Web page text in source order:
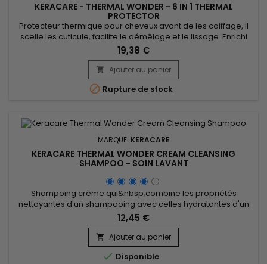
KERACARE - THERMAL WONDER - 6 IN 1 THERMAL
PROTECTOR
Protecteur thermique pour cheveux avant de les coiffage, il
scelle les cuticule, facilite le démêlage et le lissage. Enrichi
en huile de marula riche en antioxydants et en acides gras
essentiels, pour nourrir et protéger les cheveux contre les
dommages causés par la chaleur. L’aloe vera riche en
vitamines aide à apaiser, à nourrir les cheveux et à...
19,38 €
 Ajouter au panier
 Rupture de stock
MARQUE: KERACARE
KERACARE THERMAL WONDER CREAM CLEANSING
SHAMPOO - SOIN LAVANT
Shampoing crème qui&nbsp;combine les propriétés
nettoyantes d'un shampooing avec celles hydratantes d'un
après-shampoing. KeraCare Thermal Wonder Cleansing
Cream est formulé pour nettoyer les cheveux en douceur
tout en les nourrissant et en les hydratant.&nbsp; A base de
kératine, pour réparer les cheveux abîmés en comblant les
fissures.&nbsp; Grâce aux...
12,45 €
 Ajouter au panier
 Disponible